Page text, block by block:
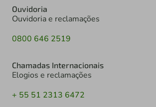
Ouvidoria
Ouvidoria e reclamações
0800 646 2519
Chamadas Internacionais
Elogios e reclamações
+ 55 51 2313 6472